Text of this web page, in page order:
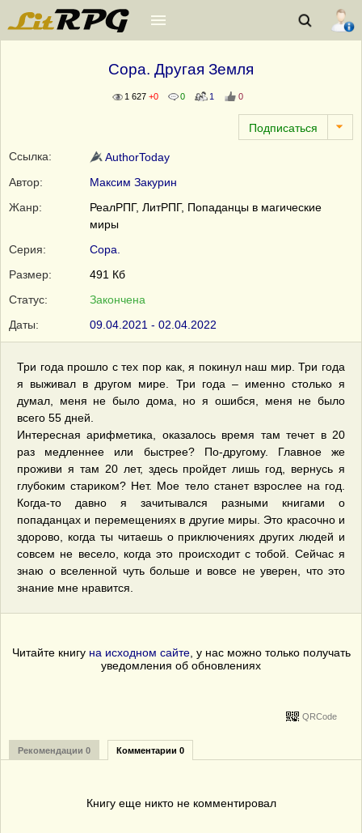
Сора. Другая Земля
1 627 +0 0 1 0
Ссылка:
AuthorToday
Автор:
Максим Закурин
Жанр:
РеалРПГ, ЛитРПГ, Попаданцы в магические
миры
Серия:
Сора.
Размер:
491 Кб
Статус:
Закончена
Даты:
09.04.2021 - 02.04.2022
Три года прошло с тех пор как, я покинул наш мир. Три года
я выживал в другом мире. Три года – именно столько я
думал, меня не было дома, но я ошибся, меня не было
всего 55 дней.
Интересная арифметика, оказалось время там течет в 20
раз медленнее или быстрее? По-другому. Главное же
проживи я там 20 лет, здесь пройдет лишь год, вернусь я
глубоким стариком? Нет. Мое тело станет взрослее на год.
Когда-то давно я зачитывался разными книгами о
попаданцах и перемещениях в другие миры. Это красочно и
здорово, когда ты читаешь о приключениях других людей и
совсем не весело, когда это происходит с тобой. Сейчас я
знаю о вселенной чуть больше и вовсе не уверен, что это
знание мне нравится.
Читайте книгу на исходном сайте, у нас можно только получать
уведомления об обновлениях
QRCode
Рекомендации 0 Комментарии 0
Книгу еще никто не комментировал